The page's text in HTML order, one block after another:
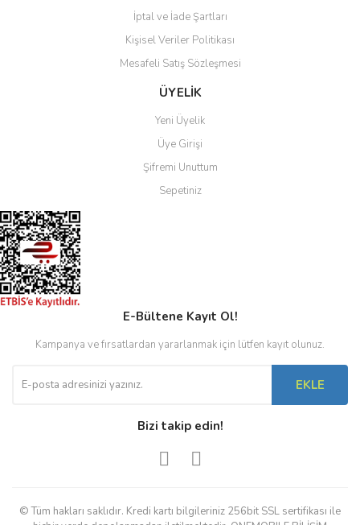
Gönder
İptal ve İade Şartları
Kişisel Veriler Politikası
Mesafeli Satış Sözleşmesi
ÜYELİK
Yeni Üyelik
Üye Girişi
Şifremi Unuttum
Sepetiniz
E-Bültene Kayıt Ol!
Kampanya ve fırsatlardan yararlanmak için lütfen kayıt olunuz.
EKLE
Bizi takip edin!
© Tüm hakları saklıdır. Kredi kartı bilgileriniz 256bit SSL sertifikası ile